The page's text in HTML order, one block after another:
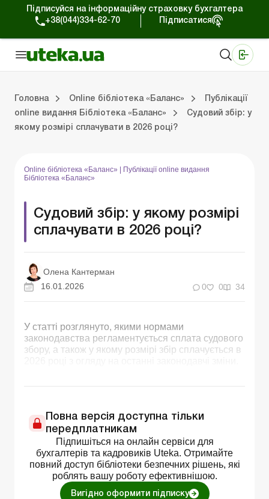
Підписуйся на інформаційну страховку бухгалтера
+38(044)334-62-70
Підписатися
Головна Online бібліотека «Баланс»
Публікації
online видання Бібліотека «Баланс»
Судовий збір: у
якому розмірі сплачувати в 2026 році?
Online бібліотека «Баланс»
Публікації online видання
Бібліотека «Баланс»
Судовий збір: у якому розмірі
сплачувати в 2026 році?
Олена Кантерман
16.01.2026
0 0 34
У статті розглянуто, якими нормами
законодавства регламентується сплата судового
збору, а також у якому розмірі збір сплачується в
Повна версія доступна тільки
передплатникам
Підпишіться на онлайн сервіси для
бухгалтерів та кадровиків Uteka. Отримайте
повний доступ бібліотеки безпечних рішень, які
роблять вашу роботу ефективнішою.
Вигідно оформити підписку